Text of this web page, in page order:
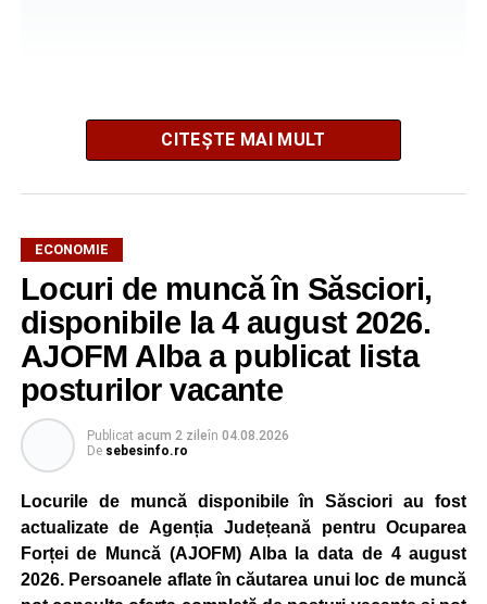
Potrivit unui comunicat al companiei, măsura va fi aplicată
gradual, în funcție de necesitățile sistemului energetic.
Reprezentanții Kronospan precizează că evoluția situației
este monitorizată permanent, iar activitatea va reveni la
capacitate normală imediat ce condițiile vor permite.
Compania dă asigurări că oprirea temporară a unor linii
de producție nu va afecta livrările către clienți.
Kronospan se numără printre cei mai mari consumatori de
energie electrică din România. O parte din necesarul
energetic este acoperită prin producția proprie de energie,
realizată cu ajutorul panourilor fotovoltaice și al unităților
de cogenerare.
CITEȘTE MAI MULT
ECONOMIE
Locuri de muncă în Săsciori,
disponibile la 4 august 2026.
AJOFM Alba a publicat lista
posturilor vacante
Publicat acum 2 zileîn 04.08.2026
De sebesinfo.ro
Locurile de muncă disponibile în Săsciori au fost
actualizate de Agenția Județeană pentru Ocuparea
Forței de Muncă (AJOFM) Alba la data de 4 august
2026. Persoanele aflate în căutarea unui loc de muncă